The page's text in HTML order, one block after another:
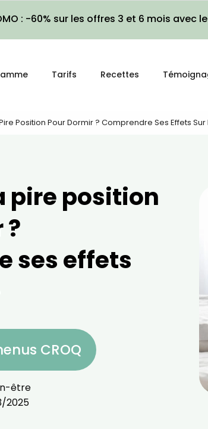
: -60% sur les offres 3 et 6 mois avec
Tarifs Recettes
Position Pour Dormir ? Comprendre Ses Effets Sur
pire position
ses effets
CROQ
être
2025